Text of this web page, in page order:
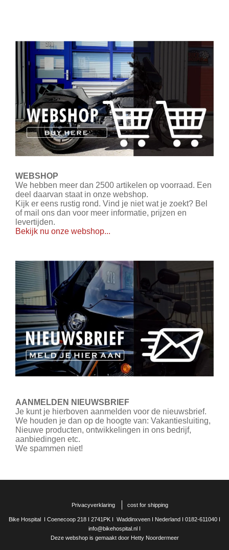
WEBSHOP
We hebben meer dan 2500 artikelen op voorraad. Een
deel daarvan staat in onze webshop.
Kijk er eens rustig rond. Vind je niet wat je zoekt? Bel
of mail ons dan voor meer informatie, prijzen en
levertijden.
Bekijk nu onze webshop...
AANMELDEN NIEUWSBRIEF
Je kunt je hierboven aanmelden voor de nieuwsbrief.
We houden je dan op de hoogte van: Vakantiesluiting,
Nieuwe producten, ontwikkelingen in ons bedrijf,
aanbiedingen etc.
We spammen niet!
Privacyverklaring cost for shipping
Bike Hospital I Coenecoop 218 I 2741PK I Waddinxveen I Nederland I 0182-611040 I
info@bikehospital.nl I
Deze webshop is gemaakt door Hetty Noordermeer